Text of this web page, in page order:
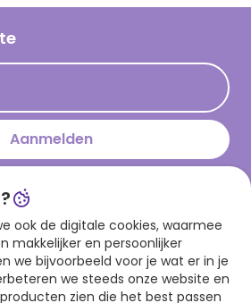
Aanmelden
ook de digitale cookies, waarmee
makkelijker en persoonlijker
we bijvoorbeeld voor je wat er in je
we steeds onze website en
zien die het best passen